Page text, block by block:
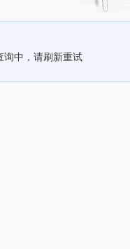
询中，请刷新重试